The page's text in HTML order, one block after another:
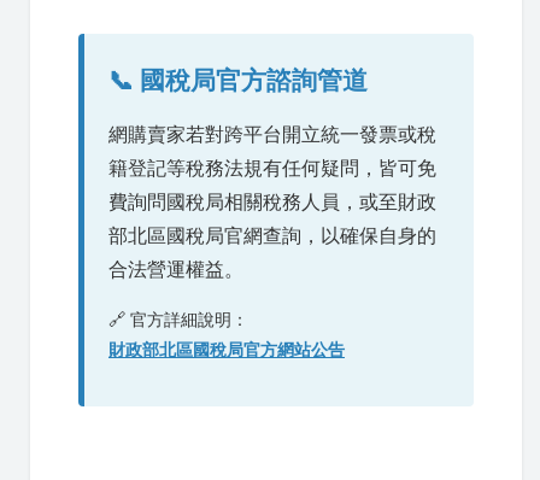
📞 國稅局官方諮詢管道
網購賣家若對跨平台開立統一發票或稅
籍登記等稅務法規有任何疑問，皆可免
費詢問國稅局相關稅務人員，或至財政
部北區國稅局官網查詢，以確保自身的
合法營運權益。
🔗 官方詳細說明：
財政部北區國稅局官方網站公告